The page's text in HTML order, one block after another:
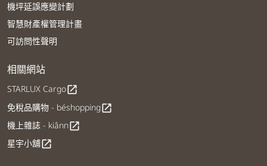
機坪延誤應變計劃
智慧財產權管理計畫
可訪問性聲明
相關網站
STARLUX Cargoopen_in_new
免稅品購物 - béshoppingopen_in_new
機上雜誌 - kiânnopen_in_new
星宇小舖open_in_new